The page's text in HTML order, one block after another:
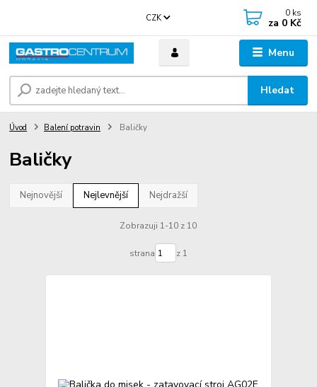
Menu
CZK
Hledat
0 ks
za 0 Kč
Úvod Balení potravin Baličky
Baličky
Nejnovější Nejlevnější Nejdražší
Zobrazuji 1-10 z 10
strana z 1